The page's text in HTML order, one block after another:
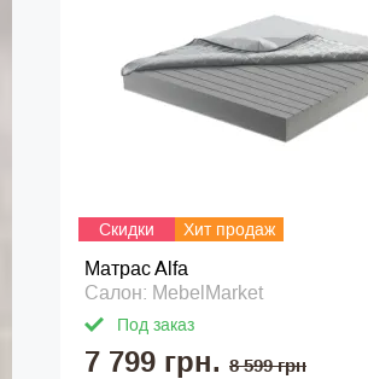
Скидки Хит продаж
Матраc Alfa
Салон: MebelMarket
Под заказ
7 799 грн. 8 599 грн